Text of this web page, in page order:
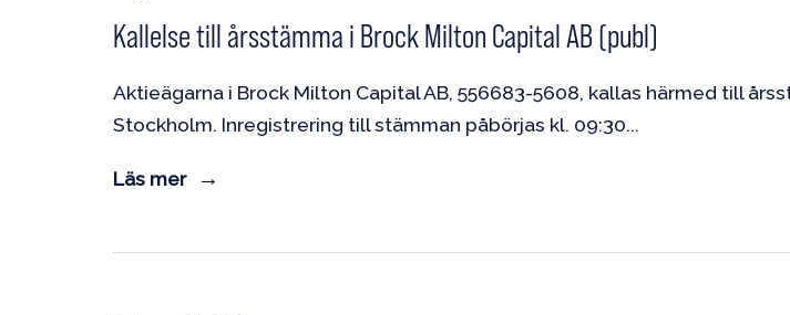
Kallelse till årsstämma i Brock Milton Capital AB (publ)
Aktieägarna i Brock Milton Capital AB, 556683-5608, kallas härmed till
Stockholm. Inregistrering till stämman påbörjas kl. 09:30
Läs mer